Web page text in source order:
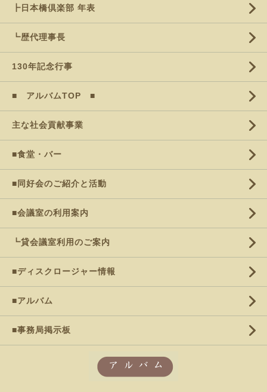
┣日本橋倶楽部 年表
┗歴代理事長
130年記念行事
■ アルバムTOP ■
主な社会貢献事業
■食堂・バー
■同好会のご紹介と活動
■会議室の利用案内
┗貸会議室利用のご案内
■ディスクロージャー情報
■アルバム
■事務局掲示板